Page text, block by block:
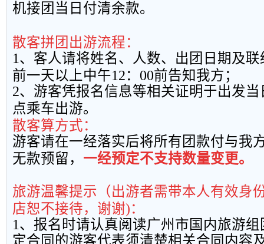
机接团当日付清余款。
散客拼团出游流程：
1、客人请将姓名、人数、出团日期及
前一天以上中午12： 00前告知我方；
2、游客凭报名信息等相关证明于出发
点乘车出游。
散客算方式：
游客请在一经落实后将所有团款付与我
无款预留， 一经预定不支持数量变更。
旅游温馨提示（出游者需带本人有效身
店恕不接待，谢谢)：
1、报名时请认真阅读广州市国内旅游
定合同的游客代表须清楚相关合同内容